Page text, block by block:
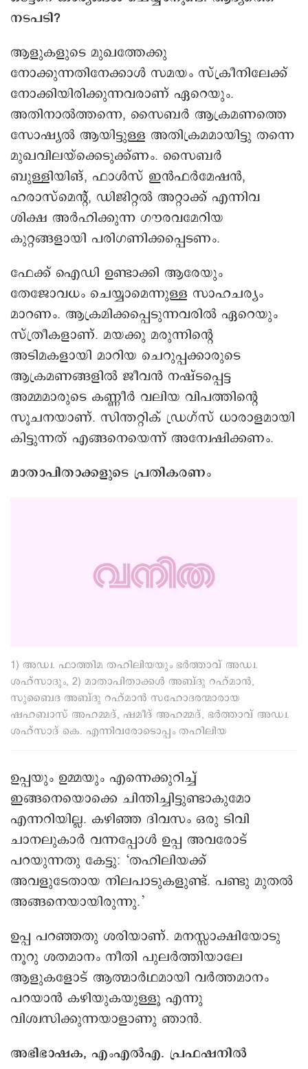
നടപടി?
ആളുകളുടെ മുഖത്തേക്കു
നോക്കുന്നതിനേക്കാള്‍ സമയം സ്‌ക്രീനിലേക്ക്
നോക്കിയിരിക്കുന്നവരാണ് ഏറെയും.
അതിനാല്‍ത്തന്നെ, സൈബർ ആക്രമണത്തെ
സോഷ്യൽ ആയിട്ടുള്ള അതിക്രമമായിട്ടു തന്നെ
മുഖവിലയ്ക്കെടുക്ക്ണം. സൈബര്‍
ബുള്ളിയിങ്, ഫാള്‍സ് ഇന്‍ഫര്‍മേഷന്‍,
ഹരാസ്‌മെന്റ്, ഡിജിറ്റല്‍ അറ്റാക്ക് എന്നിവ
ശിക്ഷ അർഹിക്കുന്ന ഗൗരവമേറിയ
കുറ്റങ്ങളായി പരിഗണിക്കപ്പെടണം.
ഫേക്ക് ഐഡി ഉണ്ടാക്കി ആരേയും
തേജോവധം ചെയ്യാമെന്നുള്ള സാഹചര്യം
മാറണം. ആക്രമിക്കപ്പെടുന്നവരില്‍ ഏറെയും
സ്ത്രീകളാണ്. മയക്കു മരുന്നിന്റെ
അടിമകളായി മാറിയ ചെറുപ്പക്കാരുടെ
ആക്രമണങ്ങളില്‍ ജീവന്‍ നഷ്ടപ്പെട്ട
അമ്മമാരുടെ കണ്ണീര്‍ വലിയ വിപത്തിന്റെ
സൂചനയാണ്. സിന്തറ്റിക് ഡ്രഗ്‌സ് ധാരാളമായി
കിട്ടുന്നത് എങ്ങനെയെന്ന് അന്വേഷിക്കണം.
മാതാപിതാക്കളുടെ പ്രതികരണം
1) അഡ്വ. ഫാത്തിമ തഹിലിയയും ഭർത്താവ് അഡ്വ.
ശഹ്സാദും, 2) മാതാപിതാക്കൾ അബ്ദു റഹ്‌മാൻ,
സുബൈദ അബ്ദു റഹ്മാൻ സഹോദരന്മാരായ
ഷഹബാസ് അഹമ്മദ്, ഷമീദ് അഹമ്മദ്, ഭർത്താവ് അഡ്വ.
ശഹ്സാദ് കെ. എന്നിവരോടൊപ്പം തഹിലിയ
ഉപ്പയും ഉമ്മയും എന്നെക്കുറിച്ച്
ഇങ്ങനെയൊക്കെ ചിന്തിച്ചിട്ടുണ്ടാകുമോ
എന്നറിയില്ല. കഴിഞ്ഞ ദിവസം ഒരു ടിവി
ചാനലുകാര്‍ വന്നപ്പോള്‍ ഉപ്പ അവരോട്
പറയുന്നതു കേട്ടു: ‘തഹിലിയക്ക്
അവളുടേതായ നിലപാടുകളുണ്ട്. പണ്ടു മുതല്‍
അങ്ങനെയായിരുന്നു.’
ഉപ്പ പറഞ്ഞതു ശരിയാണ്. മനസ്സാക്ഷിയോടു
നൂറു ശതമാനം നീതി പുലര്‍ത്തിയാലേ
ആളുകളോട് ആത്മാര്‍ഥമായി വര്‍ത്തമാനം
പറയാന്‍ കഴിയുകയുള്ളൂ എന്നു
വിശ്വസിക്കുന്നയാളാണു ഞാന്‍.
അഭിഭാഷക, എംഎൽഎ. പ്രഫഷനിൽ